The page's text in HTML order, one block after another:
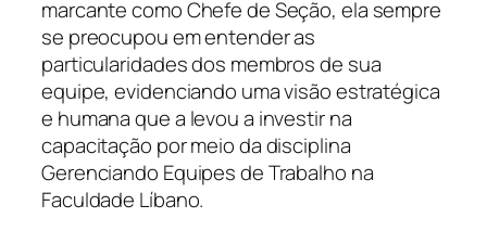
marcante como Chefe de Seção, ela sempre
se preocupou em entender as
particularidades dos membros de sua
equipe, evidenciando uma visão estratégica
e humana que a levou a investir na
capacitação por meio da disciplina
Gerenciando Equipes de Trabalho na
Faculdade Líbano.